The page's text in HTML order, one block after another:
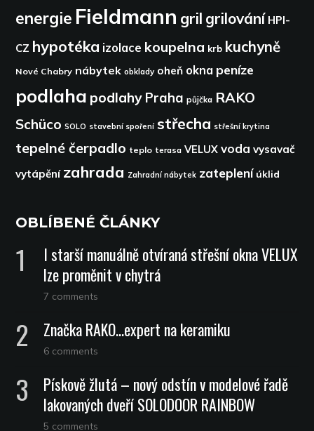
energie Fieldmann gril grilování HPI-
CZ hypotéka izolace koupelna krb kuchyně
Nové Chabry nábytek obklady oheň okna peníze
podlaha podlahy Praha půjčka RAKO
Schüco SOLO stavební spoření střecha střešní krytina
tepelné čerpadlo teplo terasa VELUX voda vysavač
vytápění zahrada Zahradní nábytek zateplení úklid
OBLÍBENÉ ČLÁNKY
I starší manuálně otvíraná střešní okna VELUX
lze proměnit v chytrá
7 comments
Značka RAKO…expert na keramiku
6 comments
Pískově žlutá – nový odstín v modelové řadě
lakovaných dveří SOLODOOR RAINBOW
5 comments